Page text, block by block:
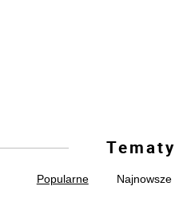
Tematy
Popularne Najnowsze